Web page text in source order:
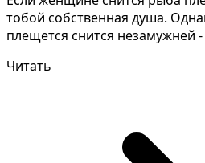
тобой собственная душа.
плещется снится незамужней
Читать